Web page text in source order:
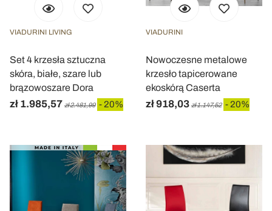
VIADURINI LIVING
Set 4 krzesła sztuczna
skóra, białe, szare lub
brązowoszare Dora
zł 1.985,57 zł 2.481,99 - 20%
VIADURINI
Nowoczesne metalowe
krzesło tapicerowane
ekoskórą Caserta
zł 918,03 zł 1.147,52 - 20%